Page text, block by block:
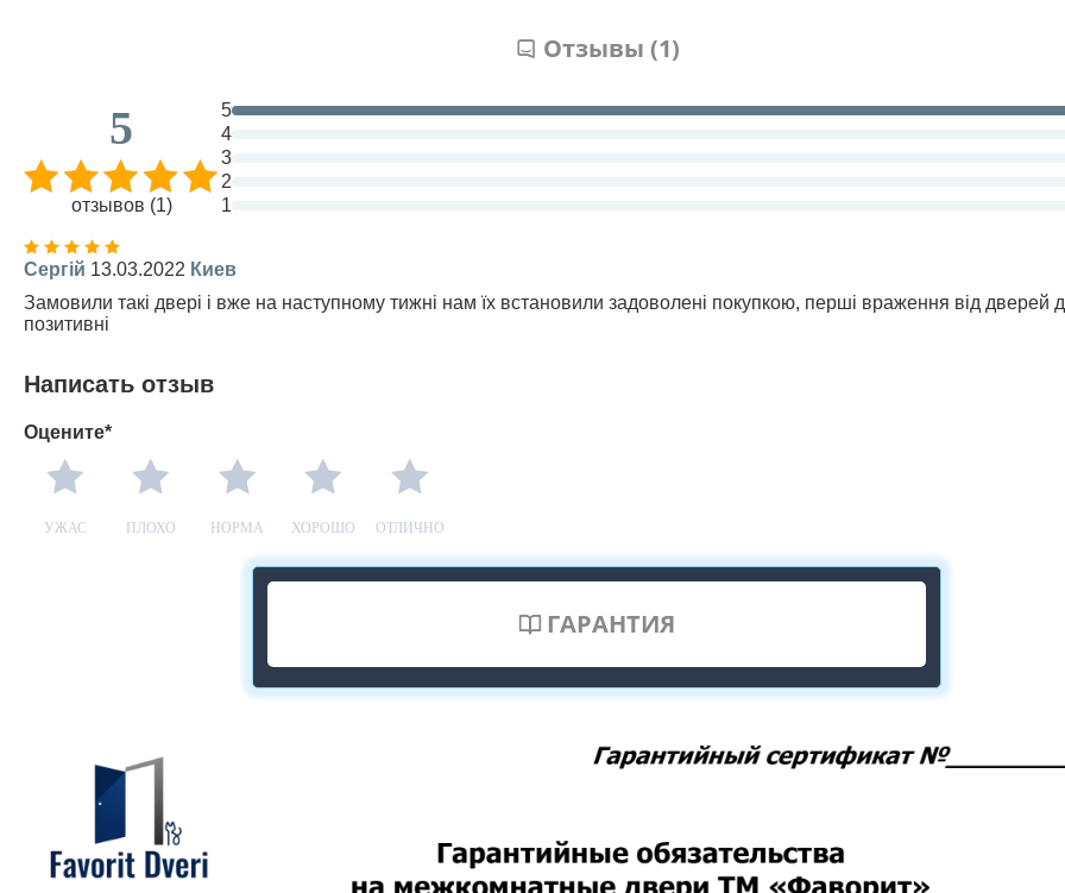
Отзывы (1)
5
отзывов (1)
5
4
3
2
1
Сергій 13.03.2022 Киев
Замовили такі двері і вже на наступному тижні нам їх встановили задоволені покупкою, перші враження від дверей
позитивні
Написать отзыв
Оцените*
УЖАС ПЛОХО НОРМА ХОРОШО ОТЛИЧНО
ГАРАНТИЯ